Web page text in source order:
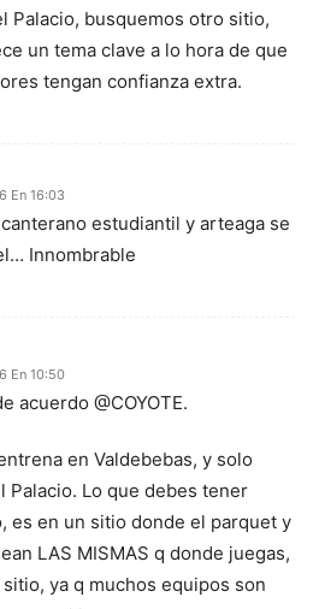
Palacio, busquemos otro sitio,
un tema clave a lo hora de que
tengan confianza extra.
En 16:03
estudiantil y arteaga se
Innombrable
En 10:50
acuerdo @COYOTE.
en Valdebebas, y solo
Palacio. Lo que debes tener
es en un sitio donde el parquet y
LAS MISMAS q donde juegas,
ya q muchos equipos son